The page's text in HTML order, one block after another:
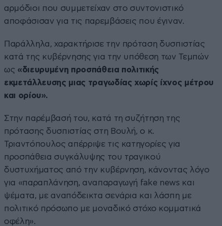
αρμόδιοι που συμμετείχαν στο συντονιστικό
αποφάσισαν για τις παρεμβάσεις που έγιναν.
Παράλληλα, χαρακτήρισε την πρόταση δυσπιστίας
κατά της κυβέρνησης για την υπόθεση των Τεμπών
ως «διευρυμένη προσπάθεια πολιτικής
εκμετάλλευσης μιας τραγωδίας χωρίς ίχνος μέτρου
και ορίου».
Στην παρέμβασή του, κατά τη συζήτηση της
πρότασης δυσπιστίας στη Βουλή, ο κ.
Τριαντόπουλος απέρριψε τις κατηγορίες για
προσπάθεια συγκάλυψης του τραγικού
δυστυχήματος από την κυβέρνηση, κάνοντας λόγο
για «παραπλάνηση, αναπαραγωγή fake news και
ψέματα, με αναπόδεικτα σενάρια και λάσπη με
πολιτικό πρόσωπο με μοναδικό στόχο κομματικά
οφέλη».